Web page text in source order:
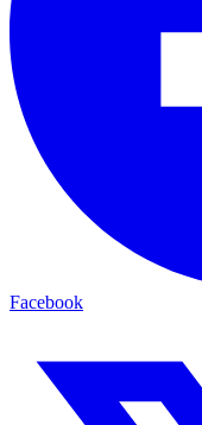
Facebook